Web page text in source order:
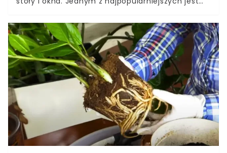
dekorację.Istnieje prosty sposób, który pozwoli
nam zachować te kwiaty na dłużej. Kolorowe i
urokliwe hiacynty będą kwitnąć nie tylko w święta
wielkanocne.